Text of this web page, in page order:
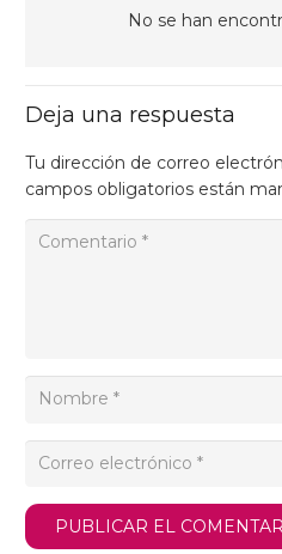
No se han
Deja una respuesta
Tu dirección de correo
campos obligatorios están
PUBLICAR EL